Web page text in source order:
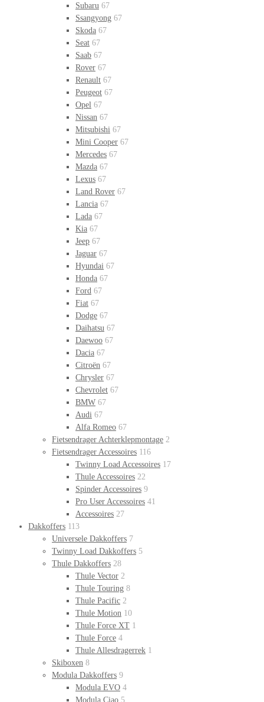
Subaru 67
Ssangyong 67
Skoda 67
Seat 67
Saab 67
Rover 67
Renault 67
Peugeot 67
Opel 67
Nissan 67
Mitsubishi 67
Mini Cooper 67
Mercedes 67
Mazda 67
Lexus 67
Land Rover 67
Lancia 67
Lada 67
Kia 67
Jeep 67
Jaguar 67
Hyundai 67
Honda 67
Ford 67
Fiat 67
Dodge 67
Daihatsu 67
Daewoo 67
Dacia 67
Citroën 67
Chrysler 67
Chevrolet 67
BMW 67
Audi 67
Alfa Romeo 67
Fietsendrager Achterklepmontage 2
Fietsendrager Accessoires 116
Twinny Load Accessoires 17
Thule Accessoires 22
Spinder Accessoires 9
Pro User Accessoires 41
Accessoires 27
Dakkoffers 113
Universele Dakkoffers 7
Twinny Load Dakkoffers 5
Thule Dakkoffers 28
Thule Vector 2
Thule Touring 8
Thule Pacific 2
Thule Motion 10
Thule Force XT 1
Thule Force 4
Thule Allesdragerrek 1
Skiboxen 8
Modula Dakkoffers 9
Modula EVO 4
Modula Ciao 5